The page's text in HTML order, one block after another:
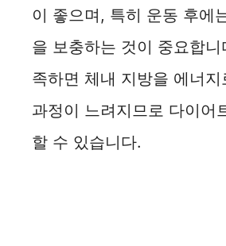
이 좋으며, 특히 운동 후에
을 보충하는 것이 중요합
족하면 체내 지방을 에너지
과정이 느려지므로 다이어
할 수 있습니다.